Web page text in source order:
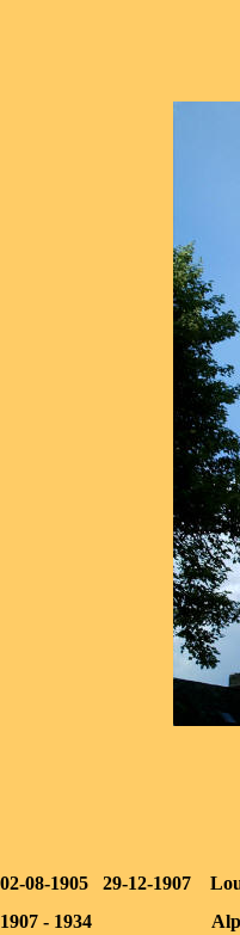
02-08-1905 29-12-1907
1907 - 1934